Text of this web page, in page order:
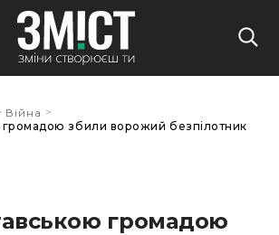
Війна >
збили ворожий безпілотник
громадою